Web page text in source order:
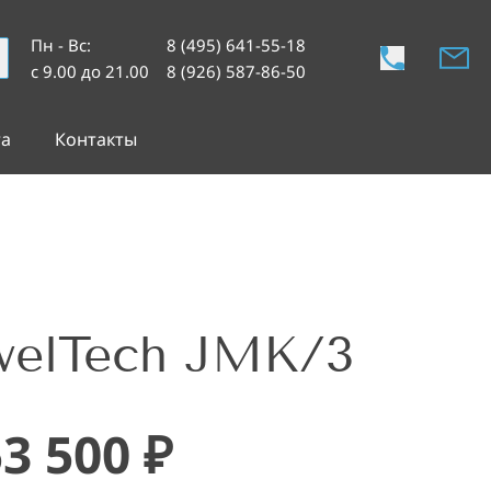
Пн - Вс:
с 9.00 до 21.00
8 (495) 641-55-18
8 (926) 587-86-50
Контакты
JMK/3
500 ₽